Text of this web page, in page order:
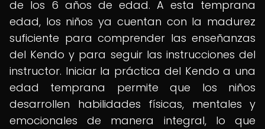
de los 6 años de edad. A esta temprana
edad, los niños ya cuentan con la madurez
suficiente para comprender las enseñanzas
del Kendo y para seguir las instrucciones del
instructor. Iniciar la práctica del Kendo a una
edad temprana permite que los niños
desarrollen habilidades físicas, mentales y
emocionales de manera integral, lo que